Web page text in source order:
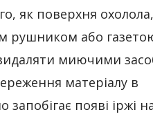
як поверхня
рушником або
миючими
матеріалу в
запобігає появі іржі